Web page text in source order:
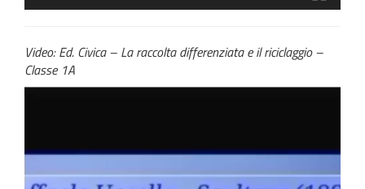
Video: Ed. Civica – La raccolta differenziata e il riciclaggio –
Classe 1A